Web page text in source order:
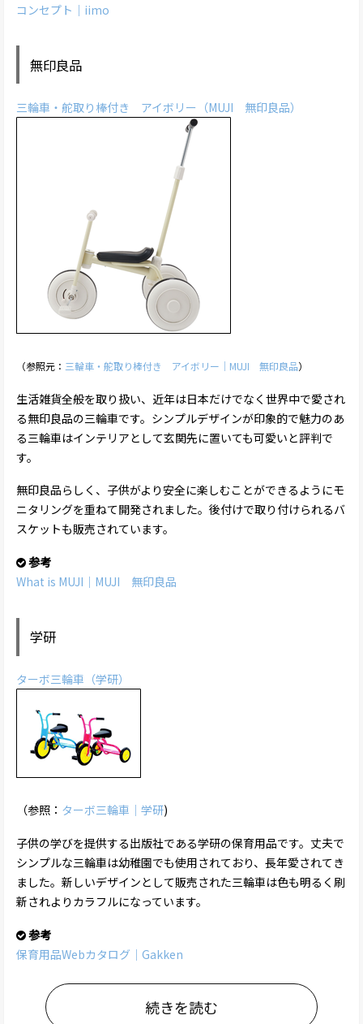
コンセプト｜iimo
無印良品
三輪車・舵取り棒付き アイボリー（MUJI 無印良品）
（参照元： 三輪車・舵取り棒付き アイボリー｜MUJI 無印良品）
生活雑貨全般を取り扱い、近年は日本だけでなく世界中で愛され
る無印良品の三輪車です。シンプルデザインが印象的で魅力のあ
る三輪車はインテリアとして玄関先に置いても可愛いと評判で
す。
無印良品らしく、子供がより安全に楽しむことができるようにモ
ニタリングを重ねて開発されました。後付けで取り付けられるバ
スケットも販売されています。
参考
What is MUJI｜MUJI 無印良品
学研
ターボ三輪車（学研）
（参照： ターボ三輪車｜学研)
子供の学びを提供する出版社である学研の保育用品です。丈夫で
シンプルな三輪車は幼稚園でも使用されており、長年愛されてき
ました。新しいデザインとして販売された三輪車は色も明るく刷
新されよりカラフルになっています。
参考
保育用品Webカタログ｜Gakken
続きを読む